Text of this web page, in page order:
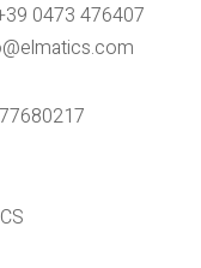
0473 476407